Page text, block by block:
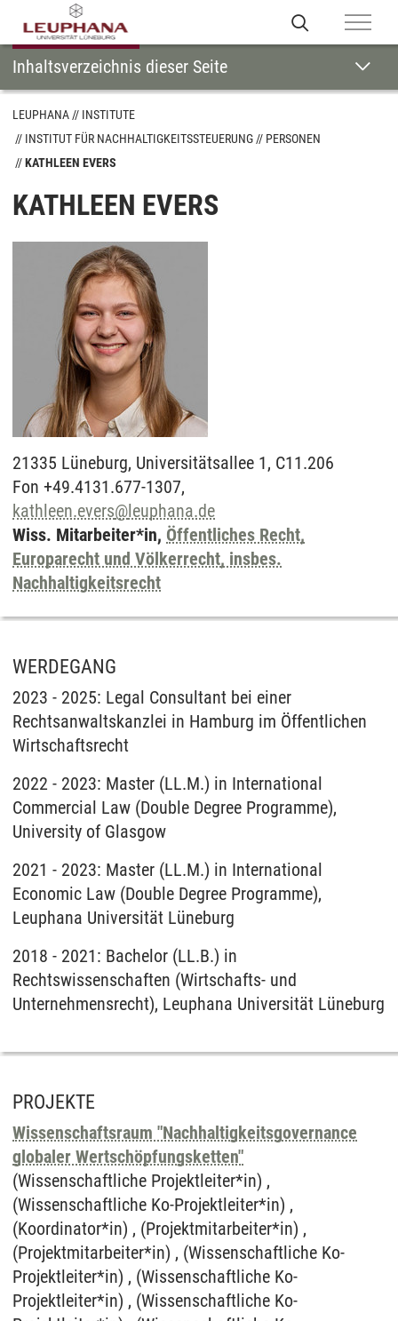
Inhaltsverzeichnis dieser Seite
LEUPHANA
INSTITUTE
INSTITUT FÜR NACHHALTIGKEITSSTEUERUNG
PERSONEN
KATHLEEN EVERS
KATHLEEN EVERS
21335 Lüneburg, Universitätsallee 1, C11.206
Fon +49.4131.677-1307,
kathleen.evers@leuphana.de
Wiss. Mitarbeiter*in, Öffentliches Recht,
Europarecht und Völkerrecht, insbes.
Nachhaltigkeitsrecht
WERDEGANG
2023 - 2025: Legal Consultant bei einer
Rechtsanwaltskanzlei in Hamburg im Öffentlichen
Wirtschaftsrecht
2022 - 2023: Master (LL.M.) in International
Commercial Law (Double Degree Programme),
University of Glasgow
2021 - 2023: Master (LL.M.) in International
Economic Law (Double Degree Programme),
Leuphana Universität Lüneburg
2018 - 2021: Bachelor (LL.B.) in
Rechtswissenschaften (Wirtschafts- und
Unternehmensrecht), Leuphana Universität Lüneburg
PROJEKTE
Wissenschaftsraum "Nachhaltigkeitsgovernance
globaler Wertschöpfungsketten"
(Wissenschaftliche Projektleiter*in) ,
(Wissenschaftliche Ko-Projektleiter*in) ,
(Koordinator*in) , (Projektmitarbeiter*in) ,
(Projektmitarbeiter*in) , (Wissenschaftliche Ko-
Projektleiter*in) , (Wissenschaftliche Ko-
Projektleiter*in) , (Wissenschaftliche Ko-